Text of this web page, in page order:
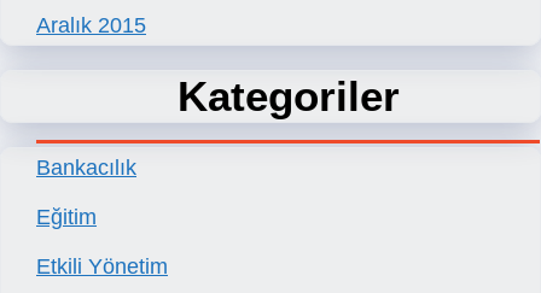
Aralık 2015
Kategoriler
Bankacılık
Eğitim
Etkili Yönetim